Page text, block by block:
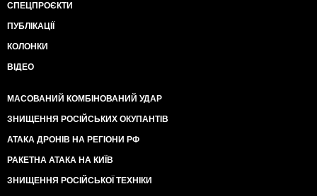
СПЕЦПРОЄКТИ
ПУБЛІКАЦІЇ
КОЛОНКИ
ВІДЕО
МАСОВАНИЙ КОМБІНОВАНИЙ УДАР
ЗНИЩЕННЯ РОСІЙСЬКИХ ОКУПАНТІВ
АТАКА ДРОНІВ НА РЕГІОНИ РФ
РАКЕТНА АТАКА НА КИЇВ
ЗНИЩЕННЯ РОСІЙСЬКОЇ ТЕХНІКИ